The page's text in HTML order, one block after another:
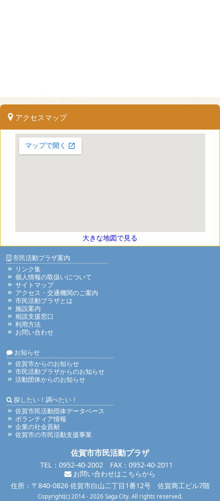
アクセスマップ
大きな地図で見る
市民活動プラザ案内
リンク集
個人情報の取扱いについて
サイトマップ
アクセス・交通機関のご案内
市民活動プラザとは
施設案内
相談支援窓口
利用方法
お問い合わせ
お知らせ
佐賀市からのお知らせ
市民活動プラザからのお知らせ
活動団体からのお知らせ
探したい！調べたい！
佐賀市民活動団体データベース
ボランティア情報
企業の社会貢献
佐賀市の市民活動支援事業
佐賀市市民活動プラザ
TEL：0952-40-2002 FAX：0952-40-2011
お問い合わせはこちらから
住所：〒840-0826 佐賀市白山二丁目1番12号 佐賀商工ビル7階
Copyright(c) 2014 - 2026 Saga City. All rights reserved.